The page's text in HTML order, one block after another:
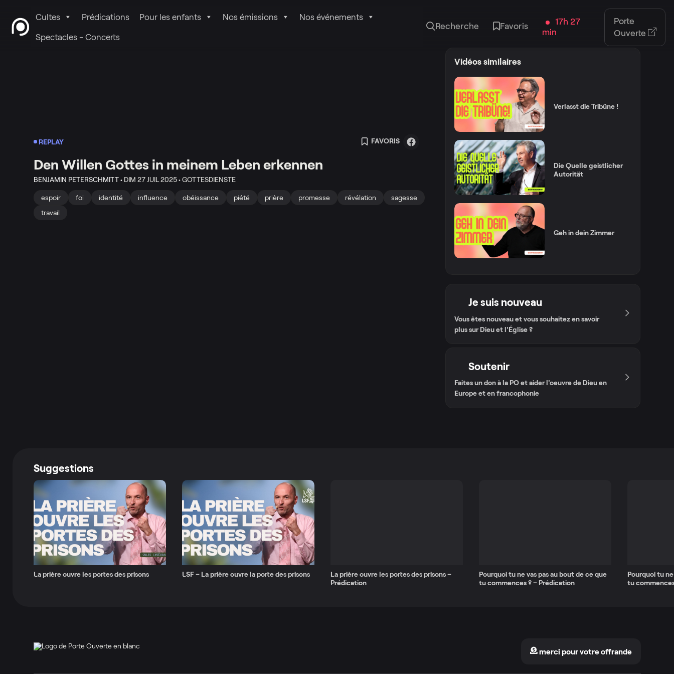
Cultes Prédications Pour les enfants Nos émissions Nos événements
Spectacles - Concerts
Recherche Favoris
17h 27
min
Porte
Ouverte
REPLAY FAVORIS
Den Willen Gottes in meinem Leben erkennen
BENJAMIN PETERSCHMITT • DIM 27 JUIL 2025 • GOTTESDIENSTE
espoir foi identité influence obéissance piété prière promesse révélation
sagesse
travail
Vidéos similaires
Verlasst die Tribüne !
Die Quelle geistlicher
Autorität
Geh in dein Zimmer
Je suis nouveau
Vous êtes nouveau et vous souhaitez en savoir
plus sur Dieu et l'Église ?
Soutenir
Faites un don à la PO et aider l'oeuvre de Dieu en
Europe et en francophonie
Suggestions
La prière ouvre les portes des prisons LSF – La prière ouvre la porte des prisons
La prière ouvre les portes des prisons –
Prédication
Pourquoi tu ne vas pas au bout de ce que
tu commences ? – Prédication
Pourquoi tu
tu
merci pour votre offrande